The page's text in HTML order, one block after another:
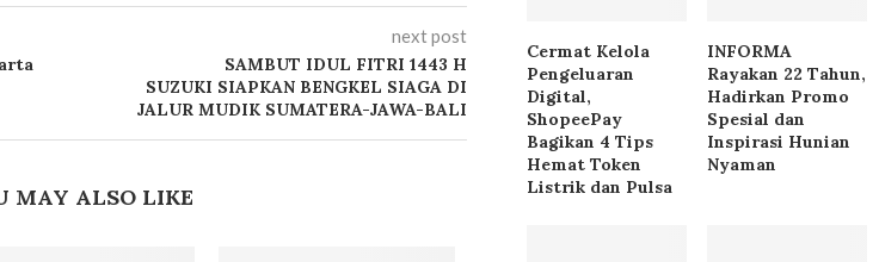
next post
SAMBUT IDUL FITRI 1443 H
SUZUKI SIAPKAN BENGKEL SIAGA DI
JALUR MUDIK SUMATERA-JAWA-BALI
MAY ALSO LIKE
Cermat Kelola
Pengeluaran
Digital,
ShopeePay
Bagikan 4 Tips
Hemat Token
Listrik dan Pulsa
INFORMA
Rayakan 22 Tahun,
Hadirkan Promo
Spesial dan
Inspirasi Hunian
Nyaman